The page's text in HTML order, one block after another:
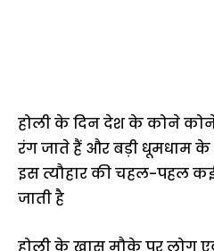
होली के दिन देश के कोने
रंग जाते हैं और बड़ी धूमधाम के
इस त्यौहार की चहल-पहल
जाती है
होली के खास मौके पर लोग